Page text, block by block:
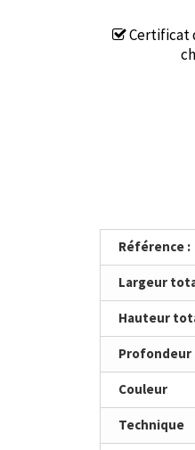
Certificat
Référence :
Largeur
Hauteur
Profondeur
Couleur
Technique